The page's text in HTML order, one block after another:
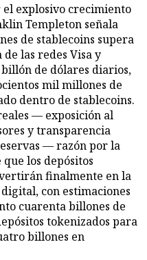
el explosivo crecimiento
Templeton señala
de stablecoins supera
las redes Visa y
de dólares diarios,
mil millones de
dentro de stablecoins.
— exposición al
y transparencia
— razón por la
los depósitos
finalmente en la
con estimaciones
cuarenta billones de
tokenizados para
billones en